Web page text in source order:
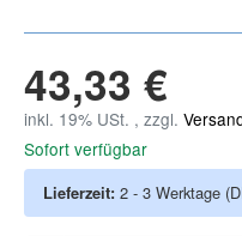
43,33 €
inkl. 19% USt. , zzgl.
Sofort verfügbar
Lieferzeit: 2 - 3 Werktage